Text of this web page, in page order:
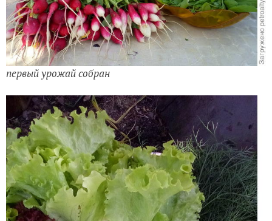
первый урожай собран